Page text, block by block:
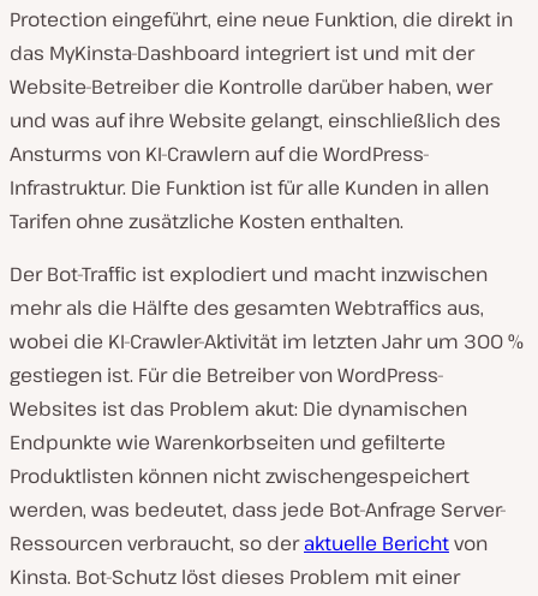
Protection eingeführt, eine neue Funktion, die direkt in
das MyKinsta-Dashboard integriert ist und mit der
Website-Betreiber die Kontrolle darüber haben, wer
und was auf ihre Website gelangt, einschließlich des
Ansturms von KI-Crawlern auf die WordPress-
Infrastruktur. Die Funktion ist für alle Kunden in allen
Tarifen ohne zusätzliche Kosten enthalten.
Der Bot-Traffic ist explodiert und macht inzwischen
mehr als die Hälfte des gesamten Webtraffics aus,
wobei die KI-Crawler-Aktivität im letzten Jahr um 300 %
gestiegen ist. Für die Betreiber von WordPress-
Websites ist das Problem akut: Die dynamischen
Endpunkte wie Warenkorbseiten und gefilterte
Produktlisten können nicht zwischengespeichert
werden, was bedeutet, dass jede Bot-Anfrage Server-
Ressourcen verbraucht, so deraktuelle Berichtvon
Kinsta. Bot-Schutz löst dieses Problem mit einer